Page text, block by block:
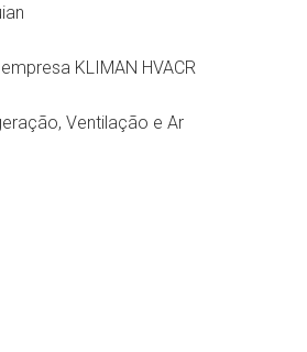
KLIMAN HVACR
Ventilação e Ar